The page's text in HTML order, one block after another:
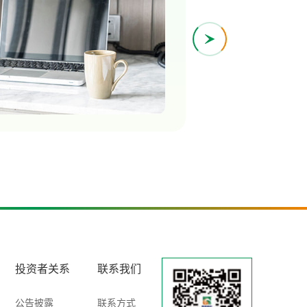
投资者关系
公告披露
联系我们
联系方式